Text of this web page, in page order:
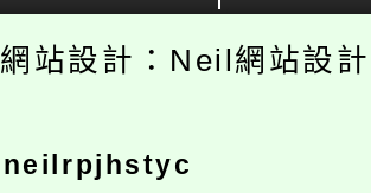
網站設計：Neil網站設
neilrpjhstyc